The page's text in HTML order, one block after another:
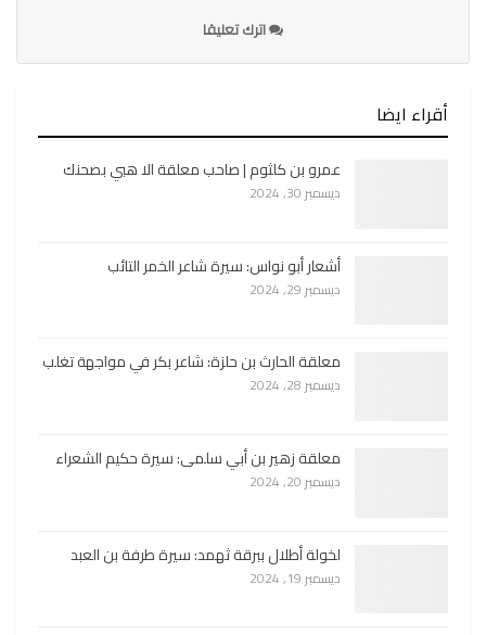
اترك تعليقا
أقراء ايضا
عمرو بن كلثوم | صاحب معلقة الا هبي بصحنك
ديسمبر 30, 2024
أشعار أبو نواس: سيرة شاعر الخمر التائب
ديسمبر 29, 2024
معلقة الحارث بن حلزة: شاعر بكر في مواجهة تغلب
ديسمبر 28, 2024
معلقة زهير بن أبي سلمى: سيرة حكيم الشعراء
ديسمبر 20, 2024
لخولة أطلال ببرقة ثهمد: سيرة طرفة بن العبد
ديسمبر 19, 2024